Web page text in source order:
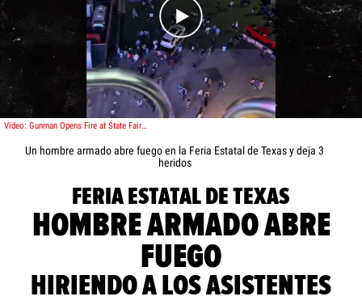
Play video content
Video: Gunman Opens Fire at State Fair of Texas Injuring 3
Un hombre armado abre fuego en la Feria Estatal de Texas y deja 3
heridos
FERIA ESTATAL DE TEXAS
HOMBRE ARMADO ABRE
FUEGO
HIRIENDO A LOS ASISTENTES